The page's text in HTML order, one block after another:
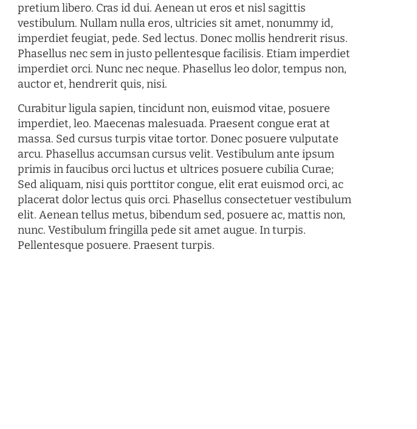
pretium libero. Cras id dui. Aenean ut eros et nisl sagittis
vestibulum. Nullam nulla eros, ultricies sit amet, nonummy id,
imperdiet feugiat, pede. Sed lectus. Donec mollis hendrerit risus.
Phasellus nec sem in justo pellentesque facilisis. Etiam imperdiet
imperdiet orci. Nunc nec neque. Phasellus leo dolor, tempus non,
auctor et, hendrerit quis, nisi.
Curabitur ligula sapien, tincidunt non, euismod vitae, posuere
imperdiet, leo. Maecenas malesuada. Praesent congue erat at
massa. Sed cursus turpis vitae tortor. Donec posuere vulputate
arcu. Phasellus accumsan cursus velit. Vestibulum ante ipsum
primis in faucibus orci luctus et ultrices posuere cubilia Curae;
Sed aliquam, nisi quis porttitor congue, elit erat euismod orci, ac
placerat dolor lectus quis orci. Phasellus consectetuer vestibulum
elit. Aenean tellus metus, bibendum sed, posuere ac, mattis non,
nunc. Vestibulum fringilla pede sit amet augue. In turpis.
Pellentesque posuere. Praesent turpis.